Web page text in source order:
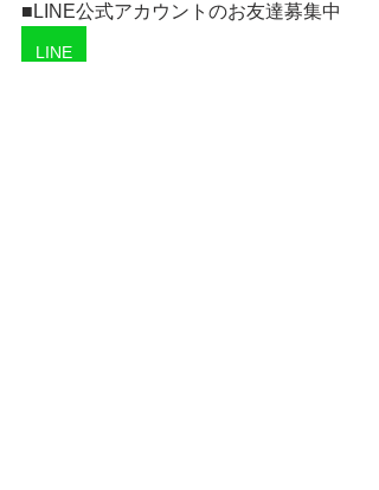
■LINE公式アカウントのお友達募集中
LINE